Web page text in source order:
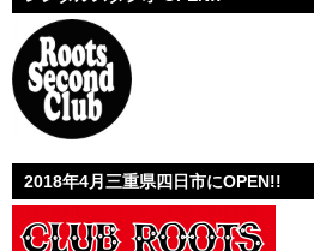
2018年4月三重県四日市にOPEN!!